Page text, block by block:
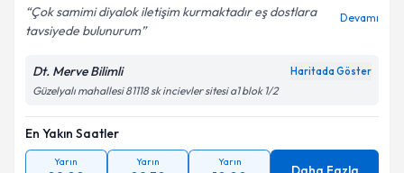
Çok samimi diyalok iletişim kurmaktadır eş dostlara
tavsiyede bulunurum
Devamı
Dt. Merve Bilimli Haritada Göster
Güzelyalı mahallesi 81118 sk incievler sitesi a1 blok 1/2
En Yakın Saatler
Yarın Yarın Yarın